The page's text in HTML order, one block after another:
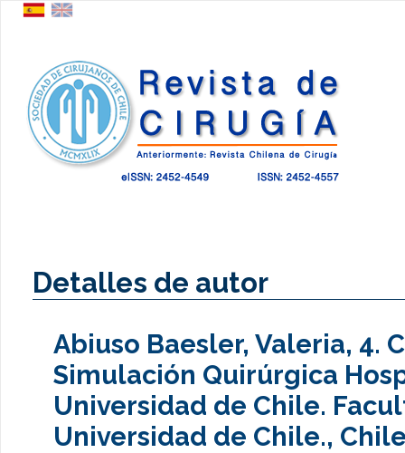
Detalles de autor
Abiuso Baesler, Valeria, 4.
Simulación Quirúrgica
Universidad de Chile.
Universidad de Chile.,